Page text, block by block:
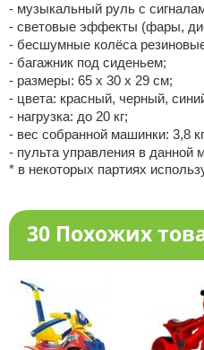
- музыкальный руль с
- световые эффекты (фары,
- бесшумные колёса
- багажник под сиденьем;
- размеры: 65 х 30 х 29 см;
- цвета: красный, черный,
- нагрузка: до 20 кг;
- вес собранной машинки: 3,8
- пульта управления в данной
* в некоторых партиях
30 Похожих